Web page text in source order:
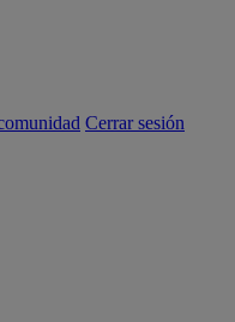
Cerrar sesión